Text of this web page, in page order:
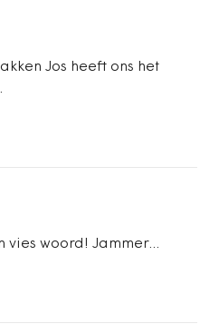
Jos heeft ons het
woord! Jammer...